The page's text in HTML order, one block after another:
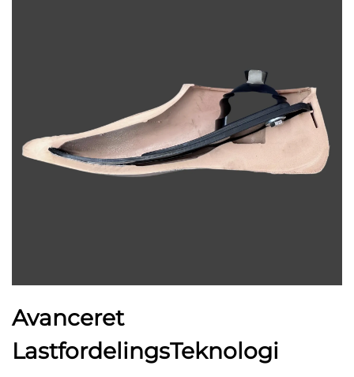
Avanceret
LastfordelingsTeknologi